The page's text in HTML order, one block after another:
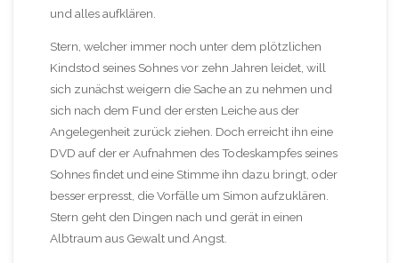
und alles aufklären.
Stern, welcher immer noch unter dem plötzlichen
Kindstod seines Sohnes vor zehn Jahren leidet, will
sich zunächst weigern die Sache an zu nehmen und
sich nach dem Fund der ersten Leiche aus der
Angelegenheit zurück ziehen. Doch erreicht ihn eine
DVD auf der er Aufnahmen des Todeskampfes seines
Sohnes findet und eine Stimme ihn dazu bringt, oder
besser erpresst, die Vorfälle um Simon aufzuklären.
Stern geht den Dingen nach und gerät in einen
Albtraum aus Gewalt und Angst.